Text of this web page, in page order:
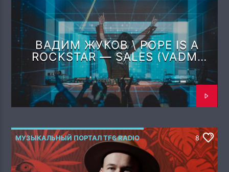
ВАДИМ ЖУКОВ \ POPE IS A
ROCKSTAR — SALES (VADM
REMIX)
МУЗЫКАЛЬНЫЙ ПОРТАЛ TF6 RADIO 8